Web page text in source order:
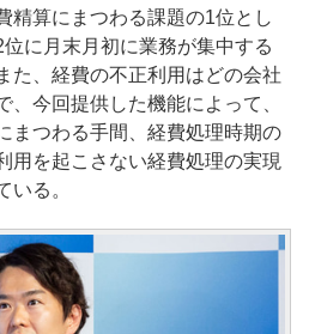
精算にまつわる課題の1位とし
に月末月初に業務が集中する
た、経費の不正利用はどの会社
、今回提供した機能によって、
まつわる手間、経費処理時期の
用を起こさない経費処理の実現
いる。